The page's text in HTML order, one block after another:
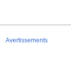
Avertissements